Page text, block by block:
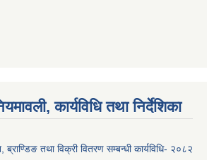
कार्यविधि तथा निर्देशिका
ब्राण्डिङ तथा विक्री वितरण सम्बन्धी कार्यविधि- २०८२